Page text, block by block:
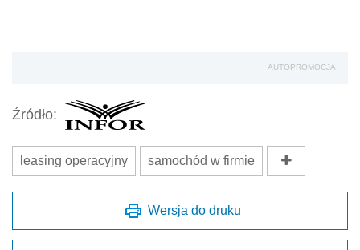
AUTOPROMOCJA
Źródło:
leasing operacyjny samochód w firmie
Wersja do druku